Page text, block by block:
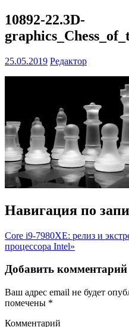
10892-22.3D-
25.05.2019 Редактор
Навигация по
Core i9-7980XE: релиз и
процессора Intel»
Добавить комментарий
Ваш адрес email не будет
помечены *
Комментарий